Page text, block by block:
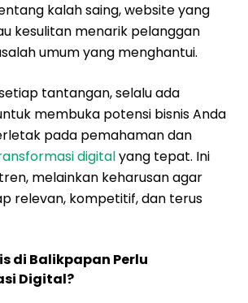
kalah saing, website yang
kesulitan menarik pelanggan
umum yang menghantui.
tantangan, selalu ada
membuka potensi bisnis Anda
pada pemahaman dan
digitalyang tepat. Ini
melainkan keharusan agar
relevan, kompetitif, dan terus
di Balikpapan Perlu
Digital?